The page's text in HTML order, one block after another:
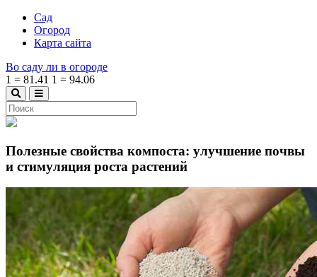
Сад
Огород
Карта сайта
Во саду ли в огороде
1 = 81.41 1 = 94.06
Полезные свойства компоста: улучшение почвы
и стимуляция роста растений